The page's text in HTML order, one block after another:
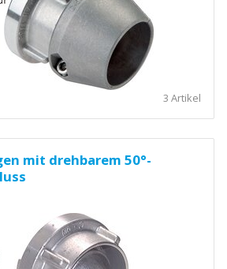
3 Artikel
mit drehbarem 50°-